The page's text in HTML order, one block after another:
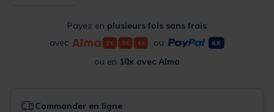
Payez en plusieurs fois sans frais
avec
ou
ou en 10x avec Alma
Commander en ligne